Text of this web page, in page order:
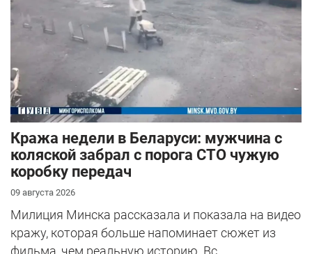
Кража недели в Беларуси: мужчина с
коляской забрал с порога СТО чужую
коробку передач
09 августа 2026
Милиция Минска рассказала и показала на видео
кражу, которая больше напоминает сюжет из
фильма, чем реальную историю. Вс...